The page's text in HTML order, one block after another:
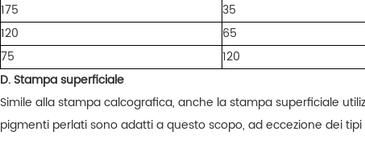
175
35
120
65
75
120
D. Stampa superficiale
Simile alla stampa calcografica, anche la stampa superficiale
pigmenti perlati sono adatti a questo scopo, ad eccezione dei